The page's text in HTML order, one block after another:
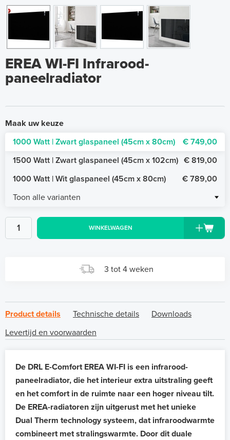
EREA WI-FI Infrarood-
paneelradiator
Maak uw keuze
1000 Watt | Zwart glaspaneel (45cm x 80cm)
€ 749,00
1500 Watt | Zwart glaspaneel (45cm x 102cm) € 819,00
1000 Watt | Wit glaspaneel (45cm x 80cm)
€ 789,00
Toon alle varianten
WINKELWAGEN
3 tot 4 weken
Product details Technische details
Downloads
Levertijd en voorwaarden
De DRL E-Comfort EREA WI-FI is een infrarood-
paneelradiator, die het interieur extra uitstraling geeft
en het comfort in de ruimte naar een hoger niveau tilt.
De EREA-radiatoren zijn uitgerust met het unieke
Dual Therm technology systeem, dat infraroodwarmte
combineert met stralingswarmte. Door dit duale